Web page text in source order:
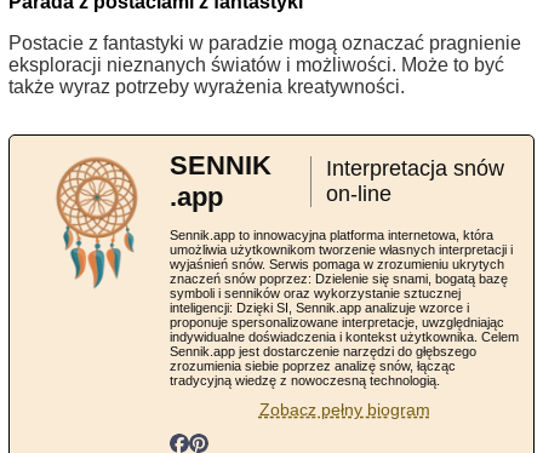
Postacie z fantastyki w paradzie mogą oznaczać pragnienie
eksploracji nieznanych światów i możliwości. Może to być
także wyraz potrzeby wyrażenia kreatywności.
SENNIK
.app
Interpretacja snów
on-line
Sennik.app to innowacyjna platforma internetowa, która
umożliwia użytkownikom tworzenie własnych interpretacji i
wyjaśnień snów. Serwis pomaga w zrozumieniu ukrytych
znaczeń snów poprzez: Dzielenie się snami, bogatą bazę
symboli i senników oraz wykorzystanie sztucznej
inteligencji: Dzięki SI, Sennik.app analizuje wzorce i
proponuje spersonalizowane interpretacje, uwzględniając
indywidualne doświadczenia i kontekst użytkownika. Celem
Sennik.app jest dostarczenie narzędzi do głębszego
zrozumienia siebie poprzez analizę snów, łącząc
tradycyjną wiedzę z nowoczesną technologią.
Zobacz pełny biogram